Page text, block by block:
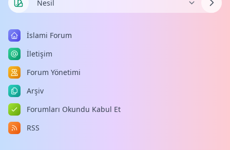
İslami Forum
İletişim
Forum Yönetimi
Arşiv
Forumları Okundu Kabul Et
RSS